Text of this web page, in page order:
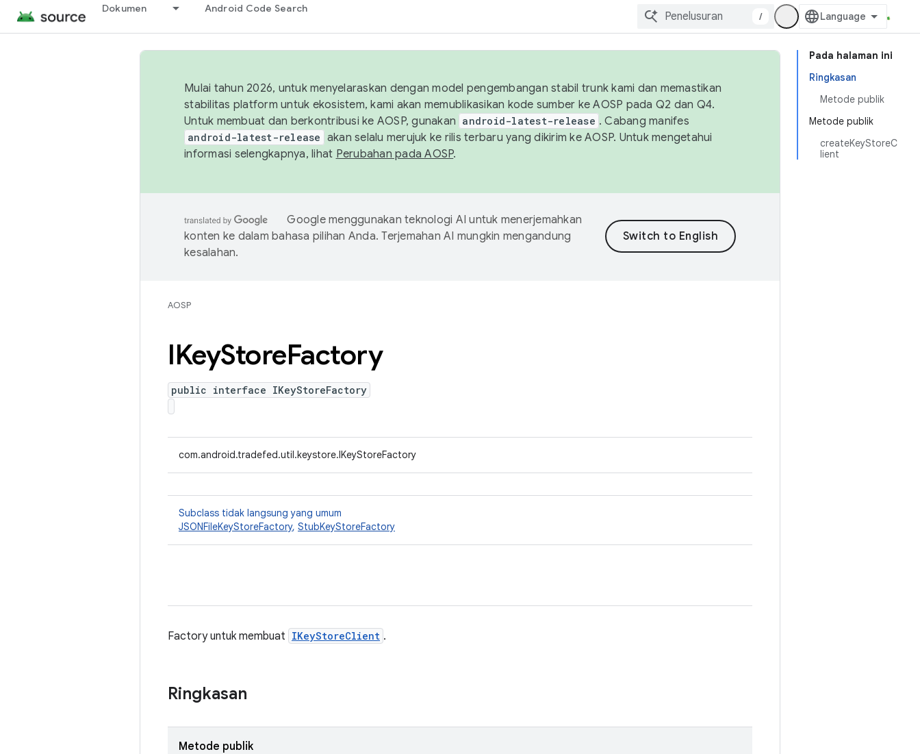
Dokumen Android Code Search
/
Pada halaman ini
Ringkasan
Metode publik
Metode publik
createKeyStoreC
lient
Mulai tahun 2026, untuk menyelaraskan dengan model pengembangan stabil trunk kami dan memastikan
stabilitas platform untuk ekosistem, kami akan memublikasikan kode sumber ke AOSP pada Q2 dan Q4.
Untuk membuat dan berkontribusi ke AOSP, gunakan android-latest-release . Cabang manifes
android-latest-release akan selalu merujuk ke rilis terbaru yang dikirim ke AOSP. Untuk mengetahui
informasi selengkapnya, lihat Perubahan pada AOSP.
Google menggunakan teknologi AI untuk menerjemahkan
konten ke dalam bahasa pilihan Anda. Terjemahan AI mungkin mengandung
kesalahan.
AOSP
IKeyStoreFactory
public interface IKeyStoreFactory
com.android.tradefed.util.keystore.IKeyStoreFactory
Subclass tidak langsung yang umum
JSONFileKeyStoreFactory, StubKeyStoreFactory
Factory untuk membuat IKeyStoreClient .
Ringkasan
Metode publik